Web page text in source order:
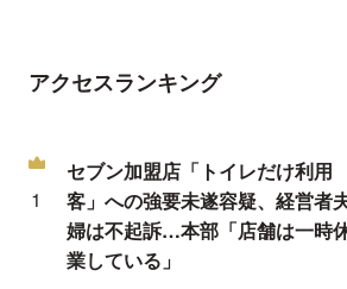
アクセスランキング
セブン加盟店「トイレだけ利用
客」への強要未遂容疑、経営者
婦は不起訴…本部「店舗は一時
業している」